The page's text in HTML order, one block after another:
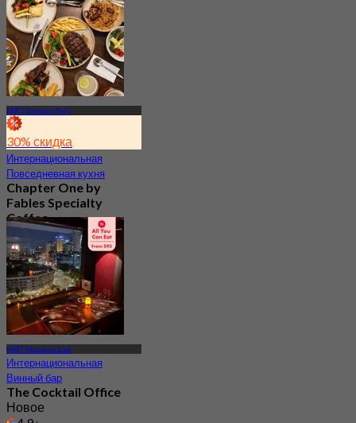
MRT Outram Park
30% скидка
Интернациональная
Повседневная кухня
Chapter One by
Fables Specialty
Coffee
Новое
4.6
ОтS$ 28
MRT Марина Бэй
Интернациональная
Винный бар
The Cocktail Office
Новое